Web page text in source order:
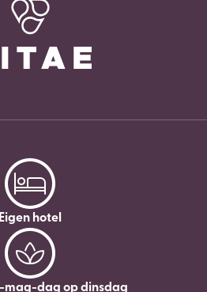
Eigen hotel
mag-dag op dinsdag